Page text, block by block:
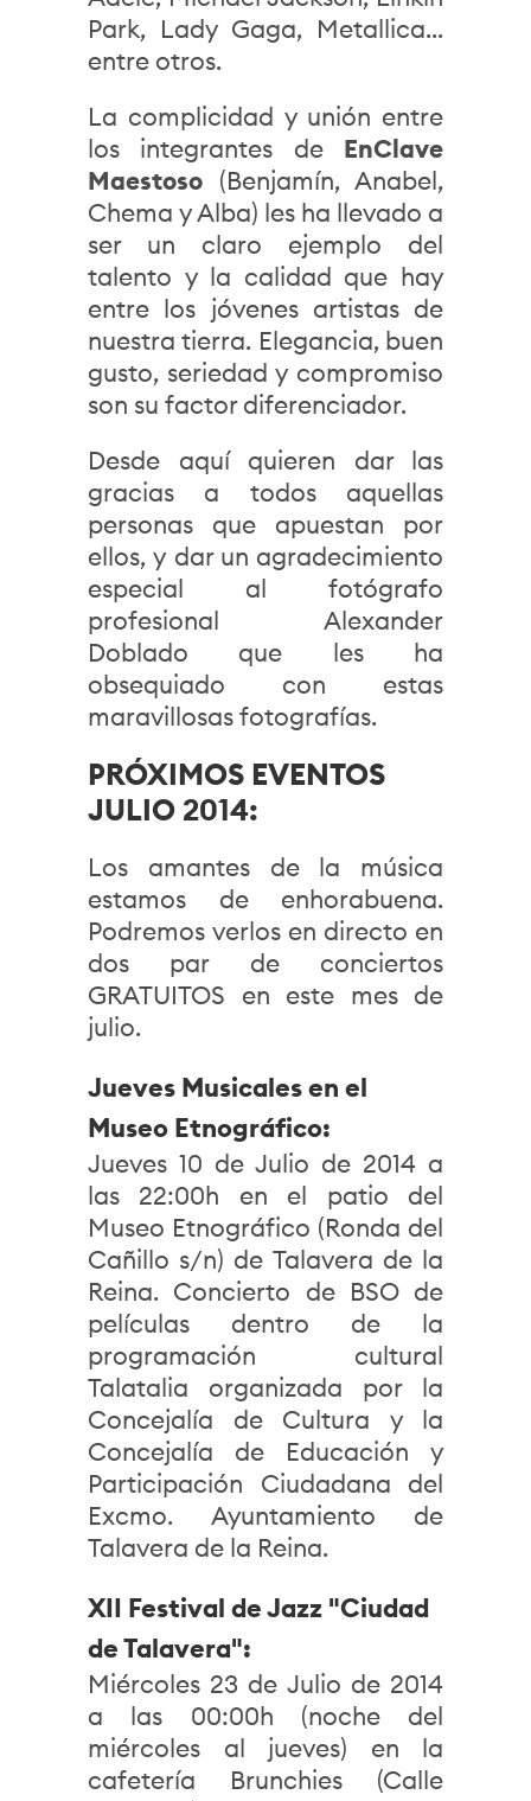
Park, Lady Gaga, Metallica...
entre otros.
La complicidad y unión entre
los integrantes de EnClave
Maestoso (Benjamín, Anabel,
Chema y Alba) les ha llevado a
ser un claro ejemplo del
talento y la calidad que hay
entre los jóvenes artistas de
nuestra tierra. Elegancia, buen
gusto, seriedad y compromiso
son su factor diferenciador.
Desde aquí quieren dar las
gracias a todos aquellas
personas que apuestan por
ellos, y dar un agradecimiento
especial al fotógrafo
profesional Alexander
Doblado que les ha
obsequiado con estas
maravillosas fotografías.
PRÓXIMOS EVENTOS
JULIO 2014:
Los amantes de la música
estamos de enhorabuena.
Podremos verlos en directo en
dos par de conciertos
GRATUITOS en este mes de
julio.
Jueves Musicales en el
Museo Etnográfico:
Jueves 10 de Julio de 2014 a
las 22:00h en el patio del
Museo Etnográfico (Ronda del
Cañillo s/n) de Talavera de la
Reina. Concierto de BSO de
películas dentro de la
programación cultural
Talatalia organizada por la
Concejalía de Cultura y la
Concejalía de Educación y
Participación Ciudadana del
Excmo. Ayuntamiento de
Talavera de la Reina.
XII Festival de Jazz "Ciudad
de Talavera":
Miércoles 23 de Julio de 2014
a las 00:00h (noche del
miércoles al jueves) en la
cafetería Brunchies (Calle